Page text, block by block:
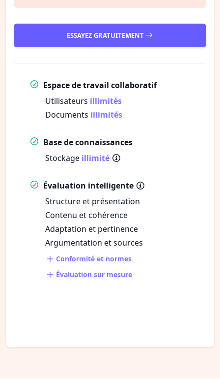
ESSAYEZ GRATUITEMENT
Espace de travail collaboratif
Utilisateurs illimités
Documents illimités
Base de connaissances
Stockage illimité
Évaluation intelligente
Structure et présentation
Contenu et cohérence
Adaptation et pertinence
Argumentation et sources
Conformité et normes
Évaluation sur mesure